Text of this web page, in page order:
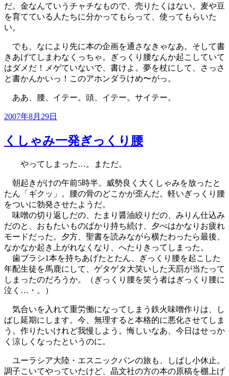
だ。金なんていうチャチなもので、売りたくはない。麦や豆
を育てている人たちに分かってもらって、使ってもらいた
い。
でも、なにより先に本の企画を通さなきゃなあ。そして書
きあげてしまわなくっちゃ。ぎっくり腰なんか起こしていて
はダメだ！メゲていないで、書けよ。夢を杖にして、さっさ
と書かんかいっ！このアホンダラけめ〜がっ。
ああ、腰、イテー。頭、イテー。サイテー。
投
日:
2007年8月29日
くしゃみ一発ぎっくり腰
やってしまった…。まただ。
朝起きがけの午前5時半。威勢良く大くしゃみを放ったと
たん「ギクッ」。腰の骨のどこかが歪んだ。軽いぎっくり腰
をついに勃発させたようだ。
味噌の切り返しだの、たまり醤油絞りだの、みりん仕込み
だのと、おもたいものばかり持ち続け、夕べはかなりお疲れ
モードだった。夕方、聖書を読みながら横たわったら最後、
なかなか起き上がれなくなり、へたりきってしまった。
歯ブラシ1本を持ちあげたとたん、ぎっくり腰を起こした
年配生徒を馬鹿にして、ゲタゲタ大笑いした天罰が当たって
しまったのだろうか。（ぎっくり腰を笑う者はぎっくり腰に
泣く…・。）
気合いを入れて重労働になってしまう鉄火味噌作りは、し
ばし延期にします。今、無理すると本格的に悪化させてしま
う。作りたいけれど我慢しよう。悔しいなあ、今日はせっか
く涼しくなったというのに。
ユーラシア大陸・エスニックパンの旅も、しばし小休止。
調子こいてやっていたけど、晶文社の方の本の原稿を棚上げ